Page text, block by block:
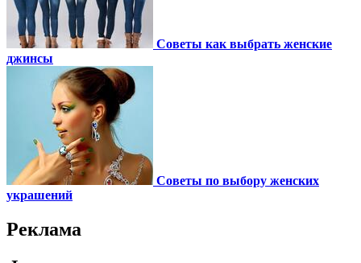
Советы как выбрать женские
джинсы
Советы по выбору женских
украшений
Реклама